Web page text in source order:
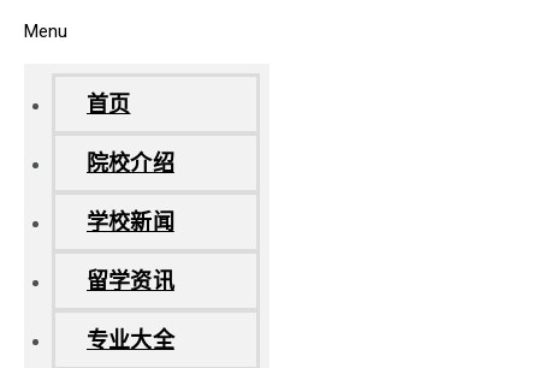
Menu
首页
院校介绍
学校新闻
留学资讯
专业大全